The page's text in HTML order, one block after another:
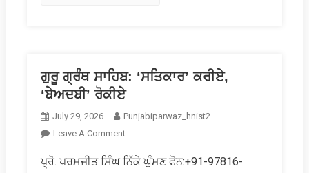
ਗੁਰੂ ਗ੍ਰੰਥ ਸਾਹਿਬ: ‘ਸਤਿਕਾਰ’ ਕਰੀਏ,
‘ਬੇਅਦਬੀ’ ਰੋਕੀਏ
July 29, 2026
Punjabiparwaz_hnist2
Leave A CommentOn
ਗ੍ਰੰਥ
ਪ੍ਰੋ. ਪਰਮਜੀਤ ਸਿੰਘ ਨਿੱਕੇ ਘੁੰਮਣ ਫੋਨ:+91-97816-